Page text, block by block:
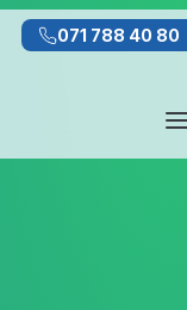
071 788 40 80